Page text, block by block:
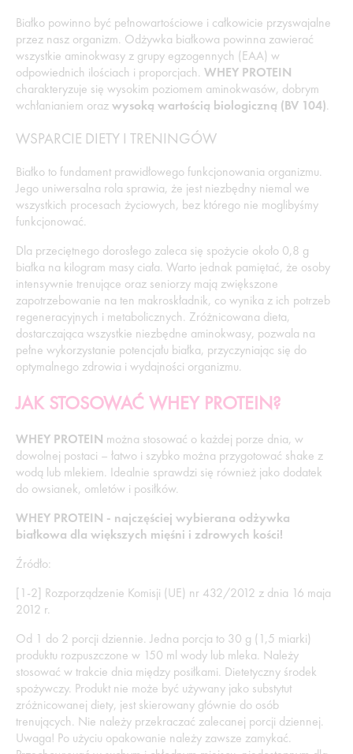
Białko powinno być pełnowartościowe i całkowicie przyswajalne
przez nasz organizm. Odżywka białkowa powinna zawierać
wszystkie aminokwasy z grupy egzogennych (EAA) w
odpowiednich ilościach i proporcjach. WHEY PROTEIN
charakteryzuje się wysokim poziomem aminokwasów, dobrym
wchłanianiem orazwysoką wartością biologiczną (BV 104).
WSPARCIE DIETY I TRENINGÓW
Białko to fundament prawidłowego funkcjonowania organizmu.
Jego uniwersalna rola sprawia, że jest niezbędny niemal we
wszystkich procesach życiowych, bez którego nie moglibyśmy
funkcjonować.
Dla przeciętnego dorosłego zaleca się spożycie około 0,8 g
białka na kilogram masy ciała. Warto jednak pamiętać, że osoby
intensywnie trenujące oraz seniorzy mają zwiększone
zapotrzebowanie na ten makroskładnik, co wynika z ich potrzeb
regeneracyjnych i metabolicznych. Zróżnicowana dieta,
dostarczająca wszystkie niezbędne aminokwasy, pozwala na
pełne wykorzystanie potencjału białka, przyczyniając się do
optymalnego zdrowia i wydajności organizmu.
JAK STOSOWAĆ WHEY PROTEIN?
WHEY PROTEIN można stosować o każdej porze dnia, w
dowolnej postaci – łatwo i szybko można przygotować shake z
wodą lub mlekiem. Idealnie sprawdzi się również jako dodatek
do owsianek, omletów i posiłków.
WHEY PROTEIN - najczęściej wybierana odżywka
białkowa dla większych mięśni i zdrowych kości!
Źródło:
[1-2] Rozporządzenie Komisji (UE) nr 432/2012 z dnia 16 maja
2012 r.
Od 1 do 2 porcji dziennie. Jedna porcja to 30 g (1,5 miarki)
produktu rozpuszczone w 150 ml wody lub mleka. Należy
stosować w trakcie dnia między posiłkami. Dietetyczny środek
spożywczy. Produkt nie może być używany jako substytut
zróżnicowanej diety, jest skierowany głównie do osób
trenujących. Nie należy przekraczać zalecanej porcji dziennej.
Uwaga! Po użyciu opakowanie należy zawsze zamykać.